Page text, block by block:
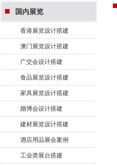
国内展览
香港展览设计搭建
澳门展览设计搭建
广交会设计搭建
食品展览设计搭建
家具展览设计搭建
婚博会设计搭建
建材展览设计搭建
酒店用品展会案例
工业类展台搭建